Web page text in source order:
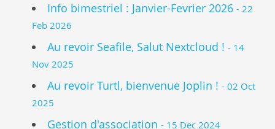
Info bimestriel : Janvier-Fevrier 2026 - 22
Feb 2026
Au revoir Seafile, Salut Nextcloud ! - 14
Nov 2025
Au revoir Turtl, bienvenue Joplin ! - 02 Oct
2025
Gestion d'association - 15 Dec 2024